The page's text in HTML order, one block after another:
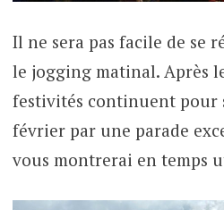
Il ne sera pas facile de se
le jogging matinal. Après
festivités continuent pour
février par une parade
vous montrerai en temps